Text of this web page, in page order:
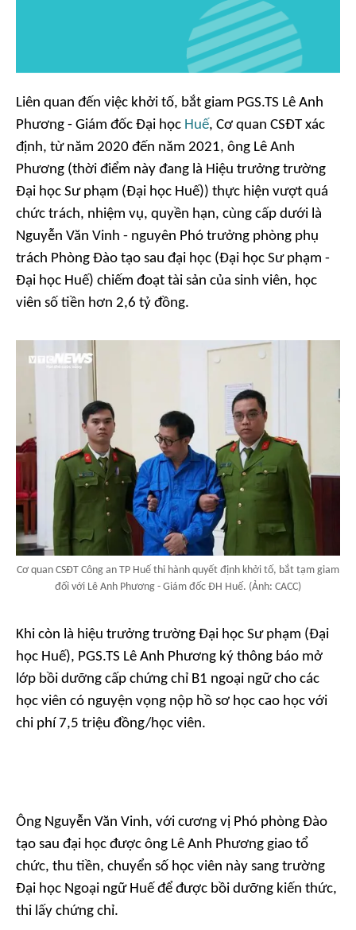
Liên quan đến việc khởi tố, bắt giam PGS.TS Lê Anh
Phương - Giám đốc Đại học Huế, Cơ quan CSĐT xác
định, từ năm 2020 đến năm 2021, ông Lê Anh
Phương (thời điểm này đang là Hiệu trưởng trường
Đại học Sư phạm (Đại học Huế)) thực hiện vượt quá
chức trách, nhiệm vụ, quyền hạn, cùng cấp dưới là
Nguyễn Văn Vinh - nguyên Phó trưởng phòng phụ
trách Phòng Đào tạo sau đại học (Đại học Sư phạm -
Đại học Huế) chiếm đoạt tài sản của sinh viên, học
viên số tiền hơn 2,6 tỷ đồng.
Cơ quan CSĐT Công an TP Huế thi hành quyết định khởi tố, bắt tạm giam
đối với Lê Anh Phương - Giám đốc ĐH Huế. (Ảnh: CACC)
Khi còn là hiệu trưởng trường Đại học Sư phạm (Đại
học Huế), PGS.TS Lê Anh Phương ký thông báo mở
lớp bồi dưỡng cấp chứng chỉ B1 ngoại ngữ cho các
học viên có nguyện vọng nộp hồ sơ học cao học với
chi phí 7,5 triệu đồng/học viên.
Ông Nguyễn Văn Vinh, với cương vị Phó phòng Đào
tạo sau đại học được ông Lê Anh Phương giao tổ
chức, thu tiền, chuyển số học viên này sang trường
Đại học Ngoại ngữ Huế để được bồi dưỡng kiến thức,
thi lấy chứng chỉ.